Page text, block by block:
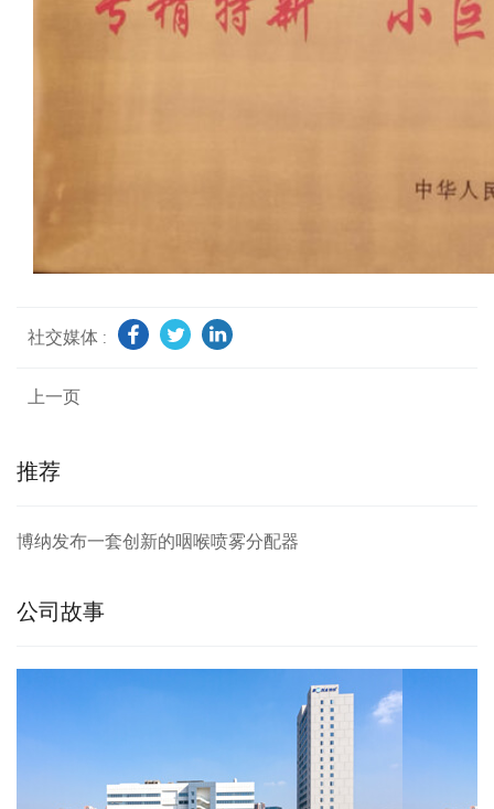
社交媒体 :
上一页
推荐
博纳发布一套创新的咽喉喷雾分配器
公司故事